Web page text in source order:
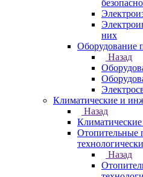
них
Оборудование
Назад
Климатические и
Назад
Отопительные
Назад